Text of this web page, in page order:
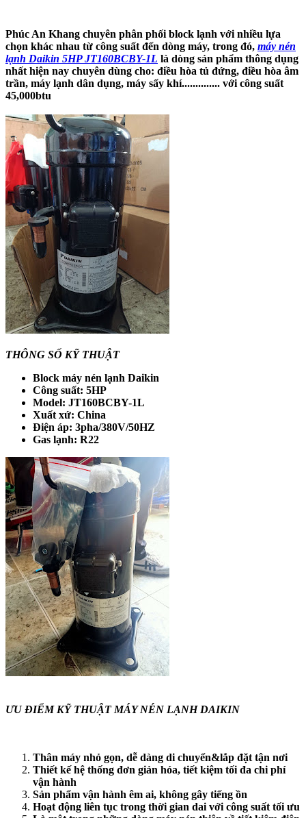
Phúc An Khang chuyên phân phối block lạnh với nhiều lựa
chọn khác nhau từ công suất đến dòng máy, trong đó, máy nén
lạnh Daikin 5HP JT160BCBY-1L là dòng sản phẩm thông dụng
nhất hiện nay chuyên dùng cho: điều hòa tủ đứng, điều hòa âm
trần, máy lạnh dân dụng, máy sấy khí.............. với công suất
45,000btu
THÔNG SỐ KỸ THUẬT
Block máy nén lạnh Daikin
Công suất: 5HP
Model: JT160BCBY-1L
Xuất xứ: China
Điện áp: 3pha/380V/50HZ
Gas lạnh: R22
ƯU ĐIỂM KỸ THUẬT MÁY NÉN LẠNH DAIKIN
Thân máy nhỏ gọn, dễ dàng di chuyển&lắp đặt tận nơi
Thiết kế hệ thống đơn giản hóa, tiết kiệm tối đa chi phí
vận hành
Sản phẩm vận hành êm ai, không gây tiếng ồn
Hoạt động liên tục trong thời gian dai với công suất tối ưu